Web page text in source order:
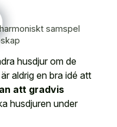
samspel
husdjur om de
aldrig en bra idé att
att gradvis
husdjuren under